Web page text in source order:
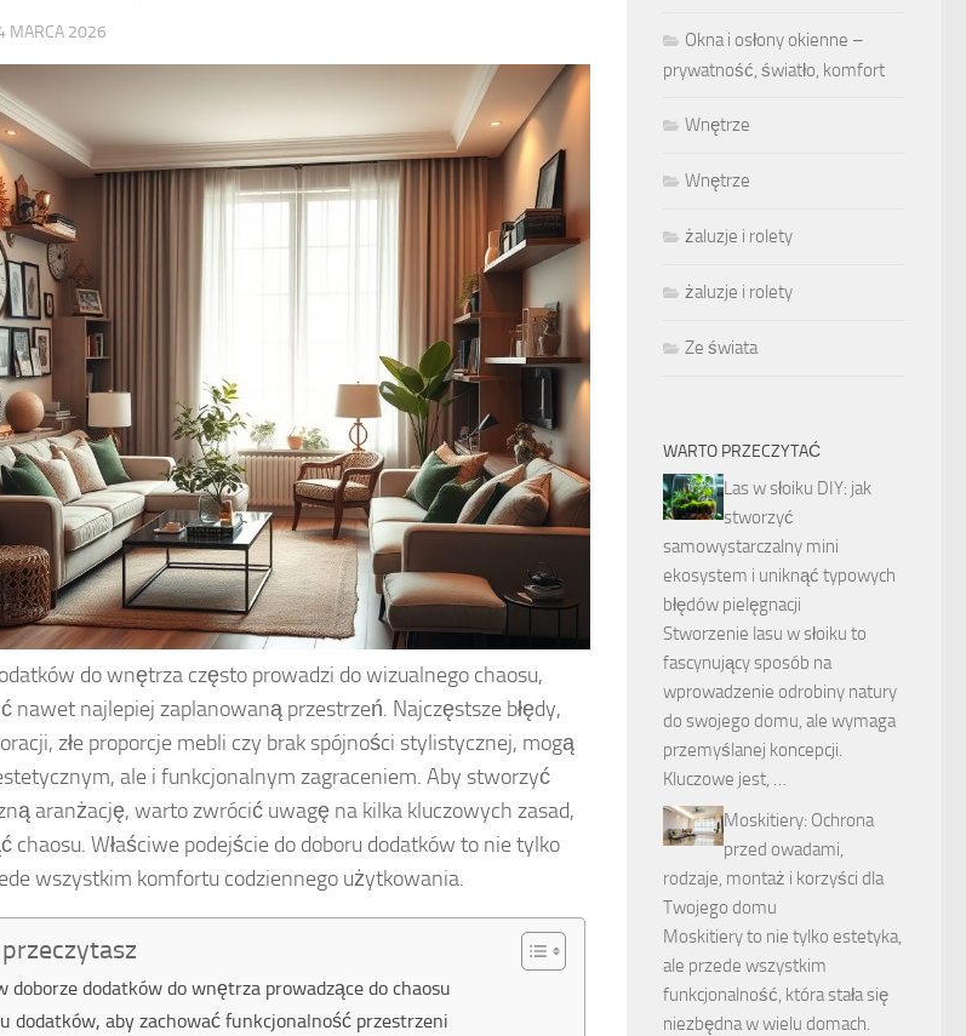
MARCA 2026
do wnętrza często prowadzi do wizualnego chaosu,
nawet najlepiej zaplanowaną przestrzeń. Najczęstsze błędy,
złe proporcje mebli czy brak spójności stylistycznej, mogą
ale i funkcjonalnym zagraceniem. Aby stworzyć
aranżację, warto zwrócić uwagę na kilka kluczowych zasad,
chaosu. Właściwe podejście do doboru dodatków to nie tylko
wszystkim komfortu codziennego użytkowania.
doborze dodatków do wnętrza prowadzące do chaosu
dodatków, aby zachować funkcjonalność przestrzeni
Okna i osłony okienne –
prywatność, światło, komfort
Wnętrze
Wnętrze
żaluzje i rolety
żaluzje i rolety
Ze świata
WARTO PRZECZYTAĆ
Las w słoiku DIY: jak
stworzyć
samowystarczalny mini
ekosystem i uniknąć typowych
błędów pielęgnacji
Stworzenie lasu w słoiku to
fascynujący sposób na
wprowadzenie odrobiny natury
do swojego domu, ale wymaga
przemyślanej koncepcji.
Kluczowe jest, …
Moskitiery: Ochrona
przed owadami,
rodzaje, montaż i korzyści dla
Twojego domu
Moskitiery to nie tylko estetyka,
ale przede wszystkim
funkcjonalność, która stała się
niezbędna w wielu domach.